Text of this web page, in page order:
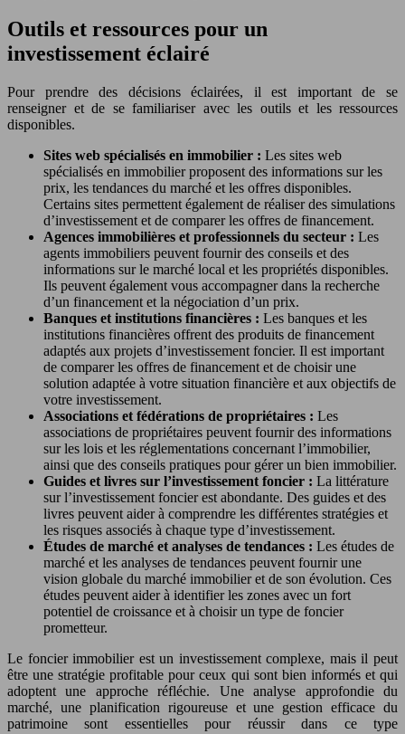
Outils et ressources pour un
investissement éclairé
Pour prendre des décisions éclairées, il est important de se
renseigner et de se familiariser avec les outils et les ressources
disponibles.
Sites web spécialisés en immobilier : Les sites web
spécialisés en immobilier proposent des informations sur les
prix, les tendances du marché et les offres disponibles.
Certains sites permettent également de réaliser des simulations
d’investissement et de comparer les offres de financement.
Agences immobilières et professionnels du secteur : Les
agents immobiliers peuvent fournir des conseils et des
informations sur le marché local et les propriétés disponibles.
Ils peuvent également vous accompagner dans la recherche
d’un financement et la négociation d’un prix.
Banques et institutions financières : Les banques et les
institutions financières offrent des produits de financement
adaptés aux projets d’investissement foncier. Il est important
de comparer les offres de financement et de choisir une
solution adaptée à votre situation financière et aux objectifs de
votre investissement.
Associations et fédérations de propriétaires : Les
associations de propriétaires peuvent fournir des informations
sur les lois et les réglementations concernant l’immobilier,
ainsi que des conseils pratiques pour gérer un bien immobilier.
Guides et livres sur l’investissement foncier : La littérature
sur l’investissement foncier est abondante. Des guides et des
livres peuvent aider à comprendre les différentes stratégies et
les risques associés à chaque type d’investissement.
Études de marché et analyses de tendances : Les études de
marché et les analyses de tendances peuvent fournir une
vision globale du marché immobilier et de son évolution. Ces
études peuvent aider à identifier les zones avec un fort
potentiel de croissance et à choisir un type de foncier
prometteur.
Le foncier immobilier est un investissement complexe, mais il peut
être une stratégie profitable pour ceux qui sont bien informés et qui
adoptent une approche réfléchie. Une analyse approfondie du
marché, une planification rigoureuse et une gestion efficace du
patrimoine sont essentielles pour réussir dans ce type